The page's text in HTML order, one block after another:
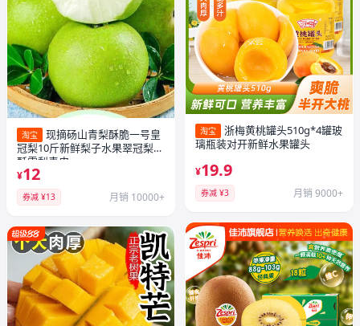
淘宝
现摘砀山青梨酥脆一号皇
冠梨10斤新鲜梨子水果翠冠梨香
酥雪梨青皮
¥12
券减 ¥13 月销 10000+
淘宝
浙梅黄桃罐头510g*4罐玻
璃瓶装对开新鲜水果罐头
¥19.9
券减 ¥3 月销 9000+